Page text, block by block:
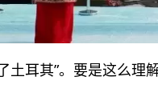
耳其”。要是这么理